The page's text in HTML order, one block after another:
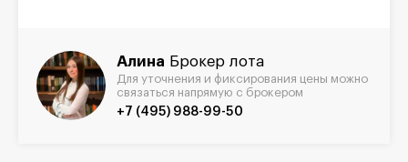
Алина Брокер лота
Для уточнения и фиксирования цены можно
связаться напрямую с брокером
+7 (495) 988-99-50